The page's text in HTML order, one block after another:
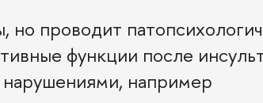
но проводит
функции после
например